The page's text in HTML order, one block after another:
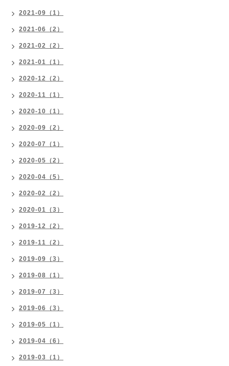
2021-09（1）
2021-06（2）
2021-02（2）
2021-01（1）
2020-12（2）
2020-11（1）
2020-10（1）
2020-09（2）
2020-07（1）
2020-05（2）
2020-04（5）
2020-02（2）
2020-01（3）
2019-12（2）
2019-11（2）
2019-09（3）
2019-08（1）
2019-07（3）
2019-06（3）
2019-05（1）
2019-04（6）
2019-03（1）